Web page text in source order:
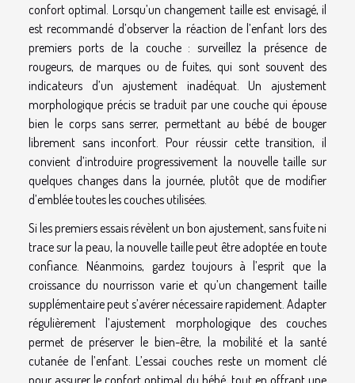
confort optimal. Lorsqu’un changement taille est envisagé, il
est recommandé d’observer la réaction de l’enfant lors des
premiers ports de la couche : surveillez la présence de
rougeurs, de marques ou de fuites, qui sont souvent des
indicateurs d’un ajustement inadéquat. Un ajustement
morphologique précis se traduit par une couche qui épouse
bien le corps sans serrer, permettant au bébé de bouger
librement sans inconfort. Pour réussir cette transition, il
convient d’introduire progressivement la nouvelle taille sur
quelques changes dans la journée, plutôt que de modifier
d’emblée toutes les couches utilisées.
Si les premiers essais révèlent un bon ajustement, sans fuite ni
trace sur la peau, la nouvelle taille peut être adoptée en toute
confiance. Néanmoins, gardez toujours à l’esprit que la
croissance du nourrisson varie et qu’un changement taille
supplémentaire peut s’avérer nécessaire rapidement. Adapter
régulièrement l’ajustement morphologique des couches
permet de préserver le bien-être, la mobilité et la santé
cutanée de l’enfant. L’essai couches reste un moment clé
pour assurer le confort optimal du bébé, tout en offrant une